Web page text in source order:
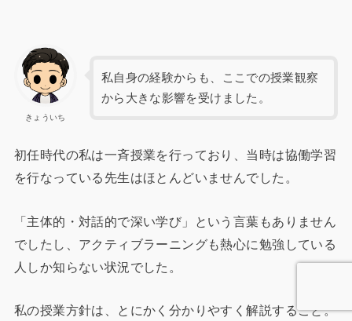
きょういち
私自身の経験からも、ここでの授業観察
から大きな影響を受けました。
初任時代の私は一斉授業を行っており、当時は協働学習
を行なっている先生はほとんどいませんでした。
「主体的・対話的で深い学び」という言葉もありません
でしたし、アクティブラーニングも熱心に勉強している
人しか知らない状況でした。
私の授業方針は、とにかく分かりやすく解説すること。